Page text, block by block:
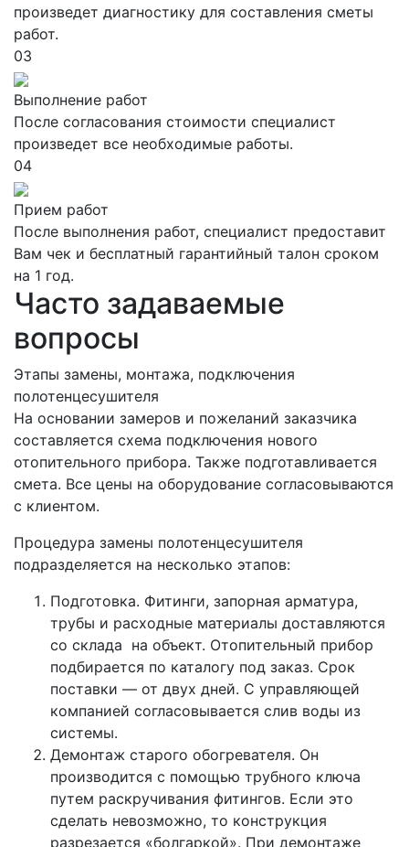
произведет диагностику для составления сметы
работ.
03
Выполнение работ
После согласования стоимости специалист
произведет все необходимые работы.
04
Прием работ
После выполнения работ, специалист предоставит
Вам чек и бесплатный гарантийный талон сроком
на 1 год.
Часто задаваемые
вопросы
Этапы замены, монтажа, подключения
полотенцесушителя
На основании замеров и пожеланий заказчика
составляется схема подключения нового
отопительного прибора. Также подготавливается
смета. Все цены на оборудование согласовываются
с клиентом.
Процедура замены полотенцесушителя
подразделяется на несколько этапов:
Подготовка. Фитинги, запорная арматура,
трубы и расходные материалы доставляются
со склада на объект. Отопительный прибор
подбирается по каталогу под заказ. Срок
поставки — от двух дней. С управляющей
компанией согласовывается слив воды из
системы.
Демонтаж старого обогревателя. Он
производится с помощью трубного ключа
путем раскручивания фитингов. Если это
сделать невозможно, то конструкция
разрезается «болгаркой». При демонтаже